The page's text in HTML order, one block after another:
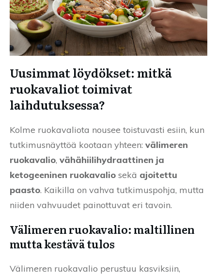
Uusimmat löydökset: mitkä
ruokavaliot toimivat
laihdutuksessa?
Kolme ruokavaliota nousee toistuvasti esiin, kun
tutkimusnäyttöä kootaan yhteen: välimeren
ruokavalio, vähähiilihydraattinen ja
ketogeeninen ruokavalio sekä ajoitettu
paasto. Kaikilla on vahva tutkimuspohja, mutta
niiden vahvuudet painottuvat eri tavoin.
Välimeren ruokavalio: maltillinen
mutta kestävä tulos
Välimeren ruokavalio perustuu kasviksiin,